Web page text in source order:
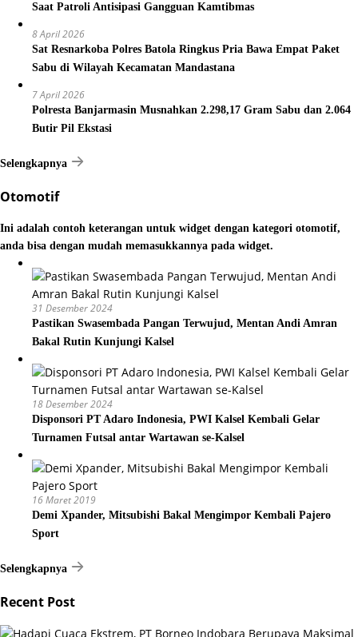
Saat Patroli Antisipasi Gangguan Kamtibmas
8 April 2026
Sat Resnarkoba Polres Batola Ringkus Pria Bawa Empat Paket
Sabu di Wilayah Kecamatan Mandastana
7 April 2026
Polresta Banjarmasin Musnahkan 2.298,17 Gram Sabu dan 2.064
Butir Pil Ekstasi
Selengkapnya
Otomotif
Ini adalah contoh keterangan untuk widget dengan kategori otomotif,
anda bisa dengan mudah memasukkannya pada widget.
31 Desember 2024
Pastikan Swasembada Pangan Terwujud, Mentan Andi Amran
Bakal Rutin Kunjungi Kalsel
18 Desember 2024
Disponsori PT Adaro Indonesia, PWI Kalsel Kembali Gelar
Turnamen Futsal antar Wartawan se-Kalsel
16 Maret 2019
Demi Xpander, Mitsubishi Bakal Mengimpor Kembali Pajero
Sport
Selengkapnya
Recent Post